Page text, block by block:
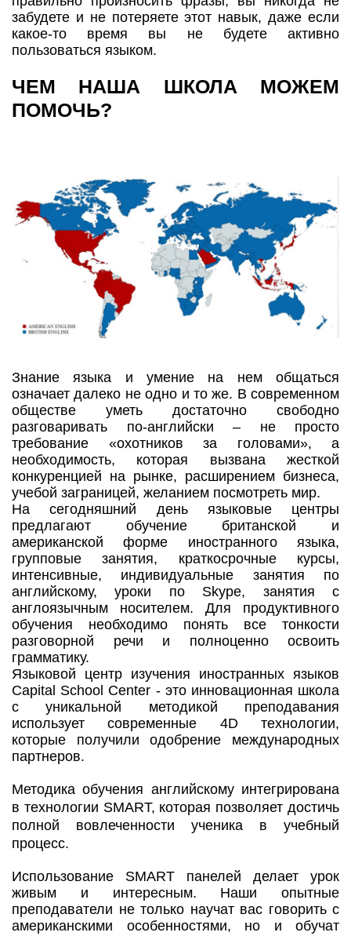
забудете и не потеряете этот навык, даже если
какое-то время вы не будете активно
пользоваться языком.
ЧЕМ НАША ШКОЛА МОЖЕМ
ПОМОЧЬ?
Знание языка и умение на нем общаться
означает далеко не одно и то же. В современном
обществе уметь достаточно свободно
разговаривать по-английски – не просто
требование «охотников за головами», а
необходимость, которая вызвана жесткой
конкуренцией на рынке, расширением бизнеса,
учебой заграницей, желанием посмотреть мир.
На сегодняшний день языковые центры
предлагают обучение британской и
американской форме иностранного языка,
групповые занятия, краткосрочные курсы,
интенсивные, индивидуальные занятия по
английскому, уроки по Skype, занятия с
англоязычным носителем. Для продуктивного
обучения необходимо понять все тонкости
разговорной речи и полноценно освоить
грамматику.
Языковой центр изучения иностранных языков
Capital School Center - это инновационная школа
с уникальной методикой преподавания
использует современные 4D технологии,
которые получили одобрение международных
партнеров.
Методика обучения английскому интегрирована
в технологии SMART, которая позволяет достичь
полной вовлеченности ученика в учебный
процесс.
Использование SMART панелей делает урок
живым и интересным. Наши опытные
преподаватели не только научат вас говорить с
американскими особенностями, но и обучат